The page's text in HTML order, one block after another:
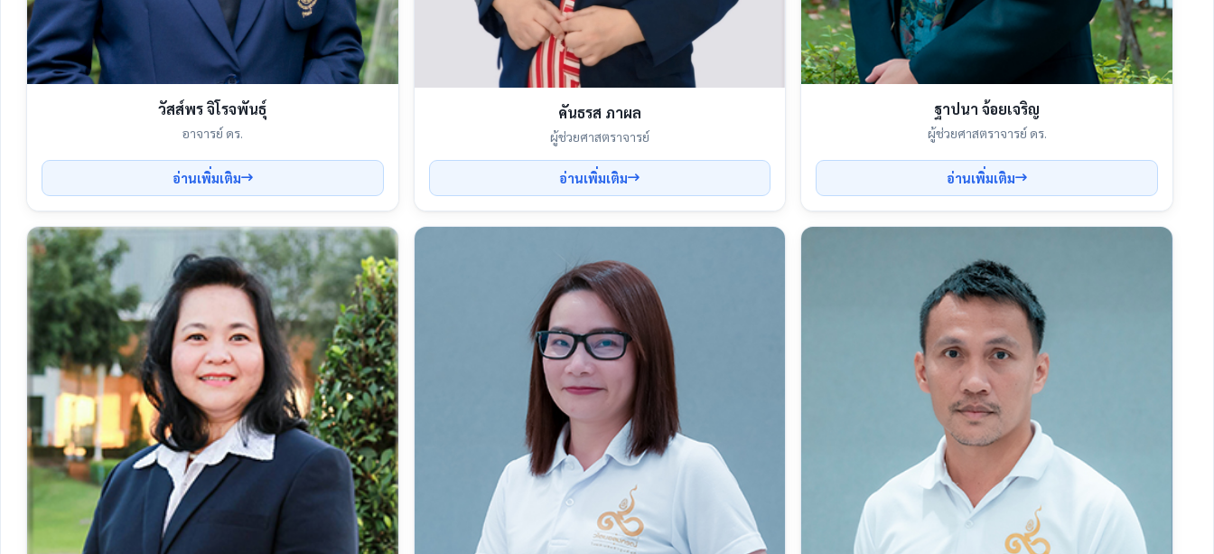
วัสส์พร จิโรจพันธุ์
อาจารย์ ดร.
อ่านเพิ่มเติม
คันธรส ภาผล
ผู้ช่วยศาสตราจารย์
อ่านเพิ่มเติม
ฐาปนา จ้อยเจริญ
ผู้ช่วยศาสตราจารย์ ดร.
อ่านเพิ่มเติม